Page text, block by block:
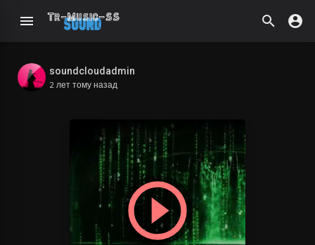
soundcloudadmin
2 лет тому назад